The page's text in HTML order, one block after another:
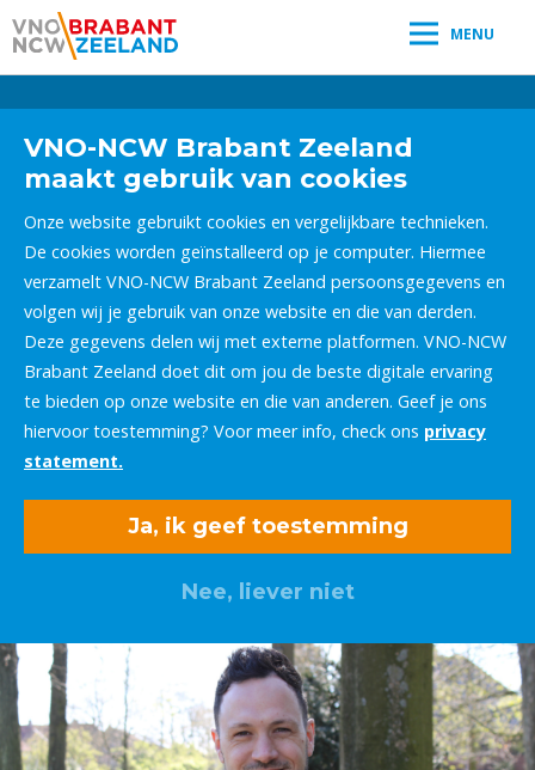
MENU
VNO-NCW Brabant Zeeland
maakt gebruik van cookies
Onze website gebruikt cookies en vergelijkbare technieken.
De cookies worden geïnstalleerd op je computer. Hiermee
verzamelt VNO-NCW Brabant Zeeland persoonsgegevens en
volgen wij je gebruik van onze website en die van derden.
Deze gegevens delen wij met externe platformen. VNO-NCW
Brabant Zeeland doet dit om jou de beste digitale ervaring
te bieden op onze website en die van anderen. Geef je ons
hiervoor toestemming? Voor meer info, check ons privacy
statement.
Ja, ik geef toestemming
Nee, liever niet